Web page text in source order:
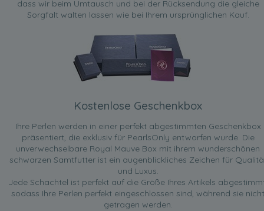
dass wir beim Umtausch und bei der Rücksendung die gleiche
Sorgfalt walten lassen wie bei Ihrem ursprünglichen Kauf.
Kostenlose Geschenkbox
Ihre Perlen werden in einer perfekt abgestimmten Geschenkbox
präsentiert, die exklusiv für PearlsOnly entworfen wurde. Die
unverwechselbare Royal Mauve Box mit ihrem wunderschönen
schwarzen Samtfutter ist ein augenblickliches Zeichen für
und Luxus.
Jede Schachtel ist perfekt auf die Größe Ihres Artikels
sodass Ihre Perlen perfekt eingeschlossen sind, während sie nicht
getragen werden.